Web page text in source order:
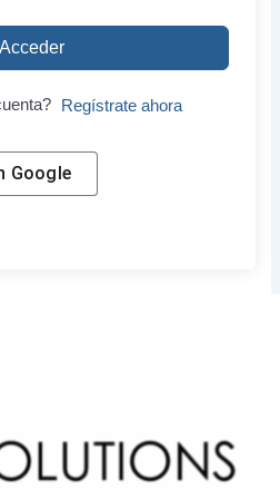
Acceder
Regístrate ahora
Google